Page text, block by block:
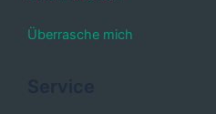
Überrasche mich